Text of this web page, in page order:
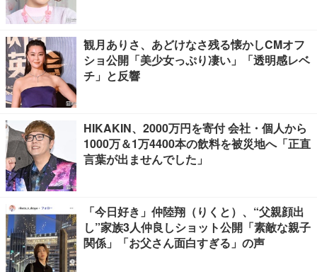
観月ありさ、あどけなさ残る懐かしCMオフ
ショ公開「美少女っぷり凄い」「透明感レベ
チ」と反響
HIKAKIN、2000万円を寄付 会社・個人から
1000万＆1万4400本の飲料を被災地へ「正直
言葉が出ませんでした」
「今日好き」仲陸翔（りくと）、“父親顔出
し”家族3人仲良しショット公開「素敵な親子
関係」「お父さん面白すぎる」の声